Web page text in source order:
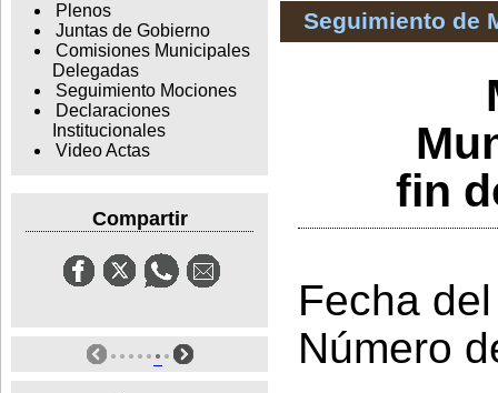
Plenos
Juntas de Gobierno
Comisiones Municipales
Delegadas
Seguimiento Mociones
Declaraciones
Institucionales
Video Actas
Compartir
Seguimiento de
fin
Fecha
Número